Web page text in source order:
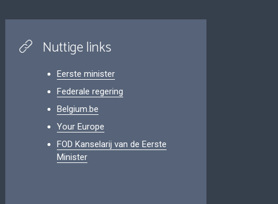
Nuttige links
Eerste minister
Federale regering
Belgium.be
Your Europe
FOD Kanselarij van de Eerste
Minister